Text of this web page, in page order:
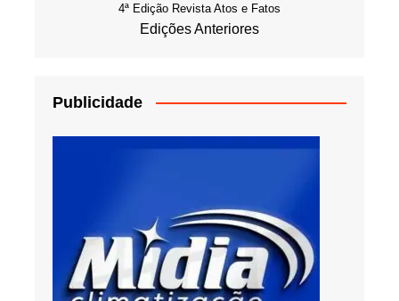
4ª Edição Revista Atos e Fatos
Edições Anteriores
Publicidade